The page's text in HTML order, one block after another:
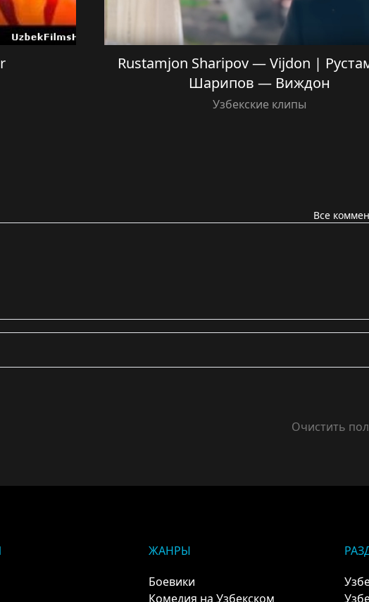
Rustamjon Sharipov — Vijdon |
Шарипов — Виждон
Узбекские клипы
Все
Очистить
ЖАНРЫ
Боевики
Комедия на Узбекском